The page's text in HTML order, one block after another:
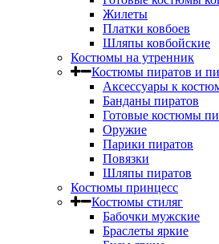
Жилеты
Платки ковбоев
Шляпы ковбойские
Костюмы на утренник
Костюмы пиратов и
Аксессуары к
Банданы пиратов
Готовые костюмы
Оружие
Парики пиратов
Повязки
Шляпы пиратов
Костюмы принцесс
Костюмы стиляг
Бабочки мужские
Браслеты яркие